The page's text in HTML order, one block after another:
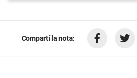
Compartí la nota: